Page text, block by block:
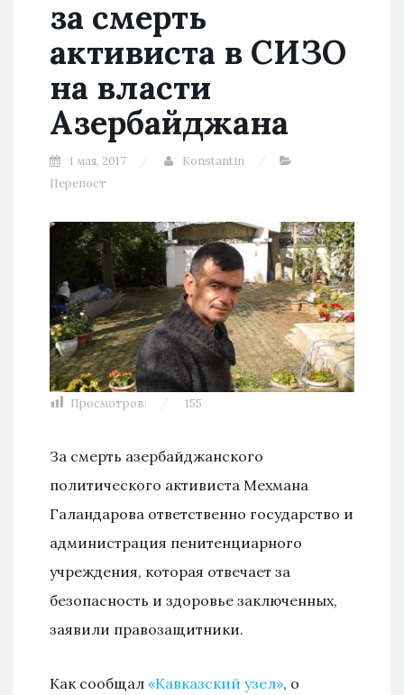
за смерть
активиста в СИЗО
на власти
Азербайджана
1 мая, 2017
Konstantin
Перепост
Просмотров: 155
За смерть азербайджанского
политического активиста Мехмана
Галандарова ответственно государство и
администрация пенитенциарного
учреждения, которая отвечает за
безопасность и здоровье заключенных,
заявили правозащитники.
Как сообщал «Кавказский узел», о